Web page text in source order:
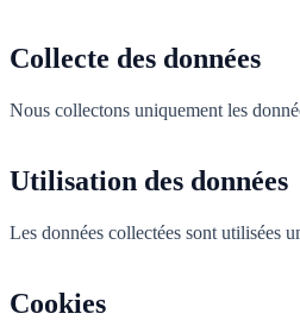
Collecte des données
Nous collectons uniquement les
Utilisation des données
Les données collectées sont utilisées
Cookies